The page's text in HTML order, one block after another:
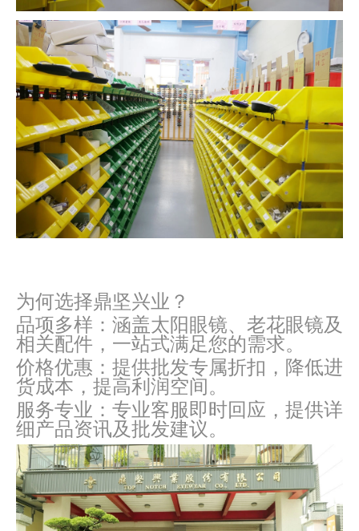
为何选择鼎坚兴业？
品项多样：涵盖太阳眼镜、老花眼镜及
相关配件，一站式满足您的需求。
价格优惠：提供批发专属折扣，降低进
货成本，提高利润空间。
服务专业：专业客服即时回应，提供详
细产品资讯及批发建议。